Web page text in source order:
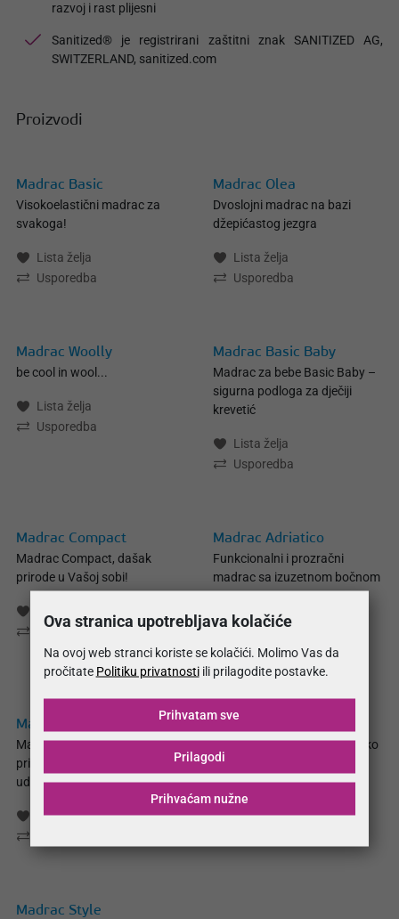
razvoj i rast plijesni
Sanitized® je registrirani zaštitni znak SANITIZED AG,
SWITZERLAND, sanitized.com
Proizvodi
Madrac Basic
Visokoelastični madrac za
svakoga!
Lista želja
Usporedba
Madrac Olea
Dvoslojni madrac na bazi
džepićastog jezgra
Lista želja
Usporedba
Madrac Woolly
be cool in wool...
Lista želja
Usporedba
Madrac Basic Baby
Madrac za bebe Basic Baby –
sigurna podloga za dječiji
krevetić
Lista želja
Usporedba
Madrac Compact
Madrac Compact, dašak
prirode u Vašoj sobi!
Usporedba
Madrac Adriatico
Funkcionalni i prozračni
madrac sa izuzetnom bočnom
potporom!
Lista želja
Usporedba
Madrac President
Madrac za idealan raspored
pritiska tijela i maksimalnu
udobnost spavača.
Lista želja
Premium madrac za vrhunsko
iskustvo spavanja.
Lista želja
Usporedba
Madrac Style
Ova stranica upotrebljava kolačiće
Na ovoj web stranci koriste se kolačići. Molimo Vas da
pročitate Politiku privatnostiili prilagodite postavke.
Prihvaćam nužne
Prilagodi
Prihvatam sve